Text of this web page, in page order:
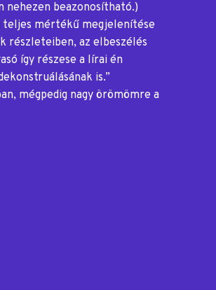
nehezen beazonosítható.)
teljes mértékű megjelenítése
részleteiben, az elbeszélés
így részese a lírai én
is.”
mégpedig nagy örömömre a